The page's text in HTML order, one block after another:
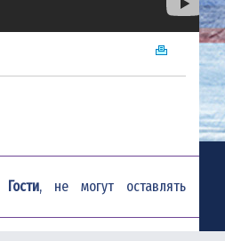
Гости, не могут оставлять